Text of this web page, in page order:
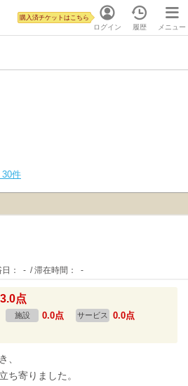
ログイン
購入済チケットはこちら
履歴 メニュー
30件
日： - / 滞在時間： -
3.0点
施設 0.0点 サービス 0.0点
、
ち寄りました。